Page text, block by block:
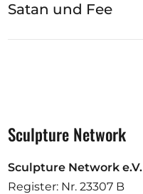
Satan und Fee
Sculpture Network
Sculpture Network e.V.
Register: Nr. 23307 B